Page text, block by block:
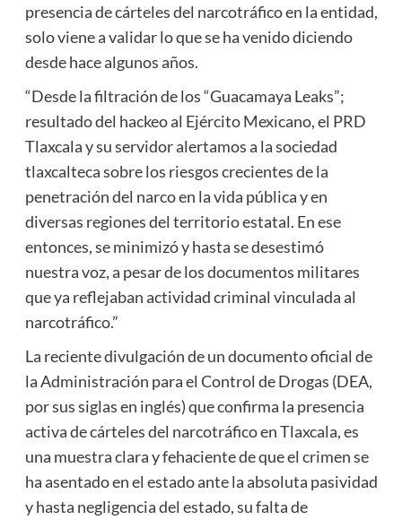
presencia de cárteles del narcotráfico en la entidad,
solo viene a validar lo que se ha venido diciendo
desde hace algunos años.
“Desde la filtración de los “Guacamaya Leaks”;
resultado del hackeo al Ejército Mexicano, el PRD
Tlaxcala y su servidor alertamos a la sociedad
tlaxcalteca sobre los riesgos crecientes de la
penetración del narco en la vida pública y en
diversas regiones del territorio estatal. En ese
entonces, se minimizó y hasta se desestimó
nuestra voz, a pesar de los documentos militares
que ya reflejaban actividad criminal vinculada al
narcotráfico.”
La reciente divulgación de un documento oficial de
la Administración para el Control de Drogas (DEA,
por sus siglas en inglés) que confirma la presencia
activa de cárteles del narcotráfico en Tlaxcala, es
una muestra clara y fehaciente de que el crimen se
ha asentado en el estado ante la absoluta pasividad
y hasta negligencia del estado, su falta de